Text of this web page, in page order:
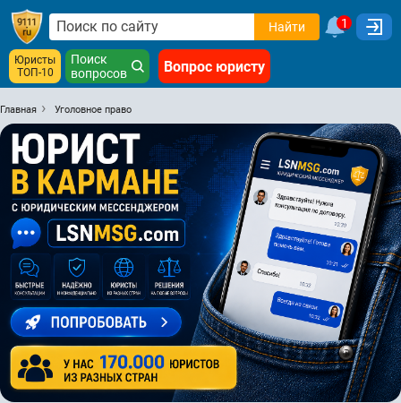
Найти 1
Юристы
ТОП-10
Поиск
вопросов
Вопрос юристу
Главная Уголовное право